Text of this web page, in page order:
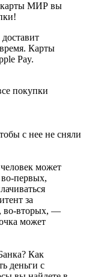
карты МИР вы
Карты
Pay.
покупки
с нее не сняли
может
во-первых,
за
во-вторых, —
может
Как
деньги с